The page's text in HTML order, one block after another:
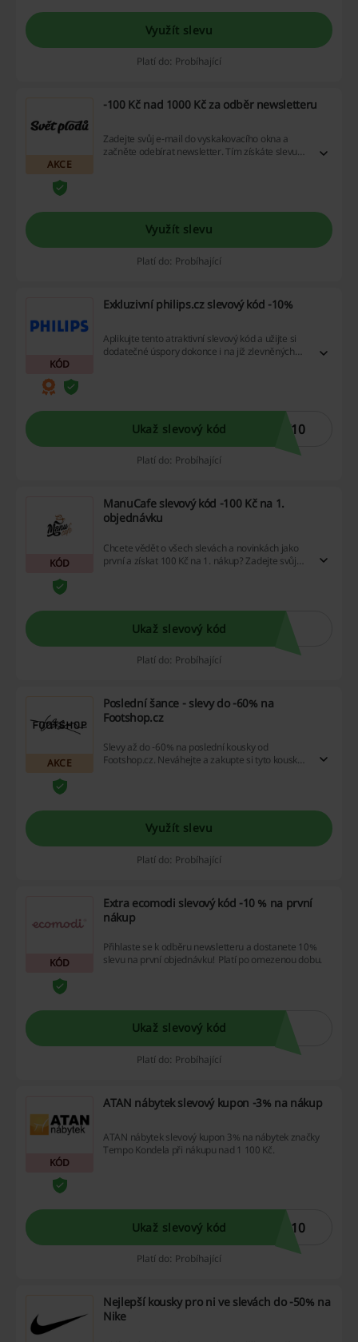
Využít slevu
Platí do: Probíhající
AKCE
-100 Kč nad 1000 Kč za odběr newsletteru
Zadejte svůj e-mail do vyskakovacího okna a
začněte odebírat newsletter. Tím získáte slevu
Využít slevu
Platí do: Probíhající
KÓD
Exkluzivní philips.cz slevový kód -10%
Aplikujte tento atraktivní slevový kód a užijte si
dodatečné úspory dokonce i na již zlevněných
Ukaž slevový kód I10
Platí do: Probíhající
KÓD
ManuCafe slevový kód -100 Kč na 1.
objednávku
Chcete vědět o všech slevách a novinkách jako
první a získat 100 Kč na 1. nákup? Zadejte svůj
Ukaž slevový kód
Platí do: Probíhající
AKCE
Poslední šance - slevy do -60% na
Footshop.cz
Slevy až do -60% na poslední kousky od
Footshop.cz. Neváhejte a zakupte si tyto kousky
Využít slevu
Platí do: Probíhající
KÓD
Extra ecomodi slevový kód -10 % na první
nákup
Přihlaste se k odběru newsletteru a dostanete 10%
slevu na první objednávku! Platí po omezenou dobu.
Ukaž slevový kód
Platí do: Probíhající
KÓD
ATAN nábytek slevový kupon -3% na nákup
ATAN nábytek slevový kupon 3% na nábytek značky
Tempo Kondela při nákupu nad 1 100 Kč.
Ukaž slevový kód A10
Platí do: Probíhající
Nejlepší kousky pro ni ve slevách do -50% na
Nike